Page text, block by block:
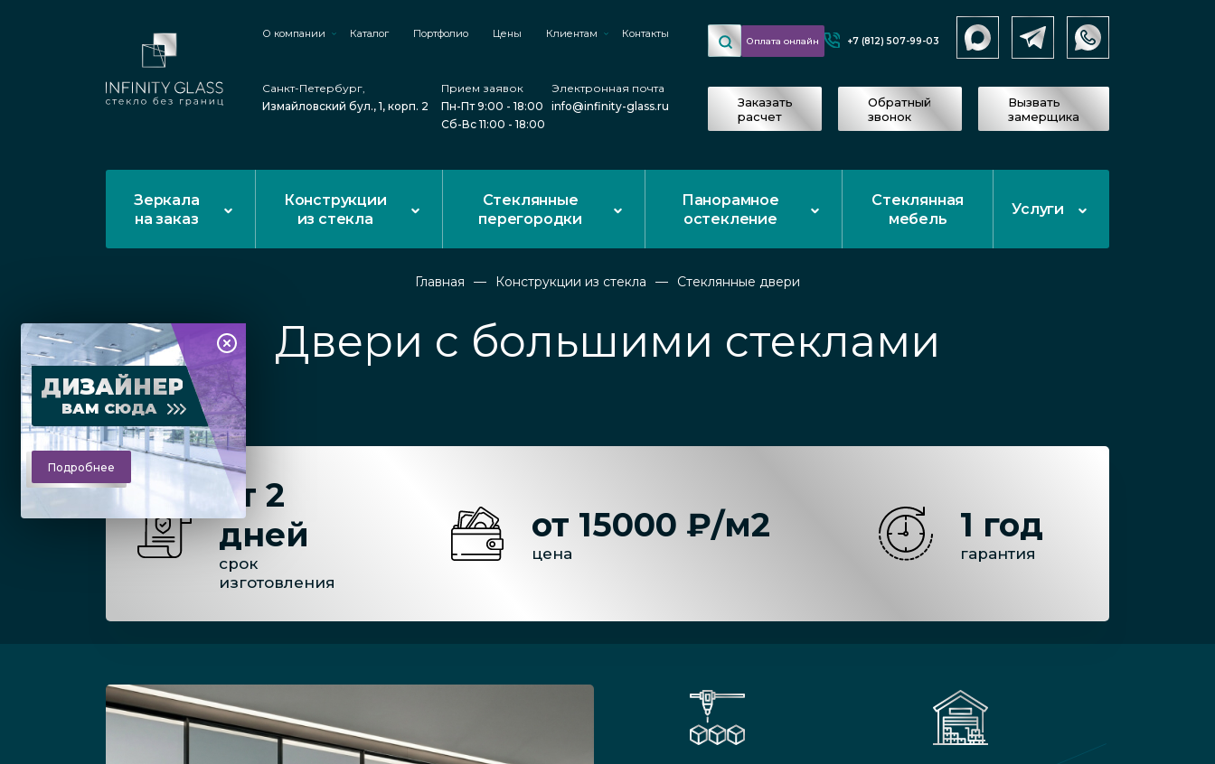
О компании Каталог Портфолио Цены Клиентам Контакты
Санкт-Петербург,
Измайловский бул., 1, корп. 2
Прием заявок
Пн-Пт 9:00 - 18:00
Сб-Вс 11:00 - 18:00
Электронная почта
info@infinity-glass.ru
Оплата онлайн +7 (812) 507-99-03
Заказать
расчет
Обратный
звонок
Вызвать
замерщика
Зеркала
на заказ
Конструкции
из стекла
Стеклянные
перегородки
Панорамное
остекление
Стеклянная
мебель
Услуги
Главная Конструкции из стекла Стеклянные двери
Двери с большими стеклами
ДИЗАЙНЕР
ВАМ СЮДА
Подробнее
от 2
дней
срок
изготовления
от 15000 ₽/м2
цена
1 год
гарантия